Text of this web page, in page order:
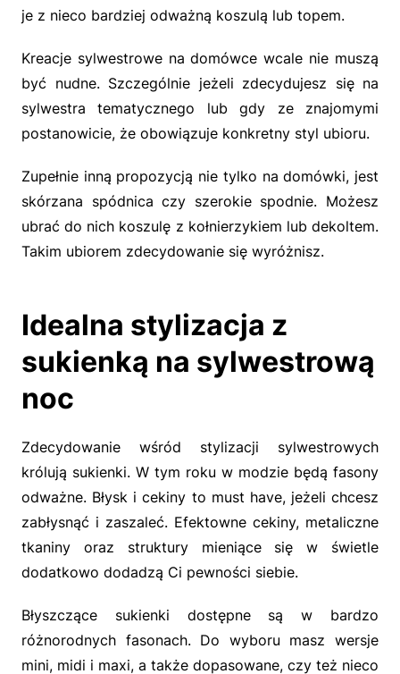
je z nieco bardziej odważną koszulą lub topem.
Kreacje sylwestrowe na domówce wcale nie muszą
być nudne. Szczególnie jeżeli zdecydujesz się na
sylwestra tematycznego lub gdy ze znajomymi
postanowicie, że obowiązuje konkretny styl ubioru.
Zupełnie inną propozycją nie tylko na domówki, jest
skórzana spódnica czy szerokie spodnie. Możesz
ubrać do nich koszulę z kołnierzykiem lub dekoltem.
Takim ubiorem zdecydowanie się wyróżnisz.
Idealna stylizacja z
sukienką na sylwestrową
noc
Zdecydowanie wśród stylizacji sylwestrowych
królują sukienki. W tym roku w modzie będą fasony
odważne. Błysk i cekiny to must have, jeżeli chcesz
zabłysnąć i zaszaleć. Efektowne cekiny, metaliczne
tkaniny oraz struktury mieniące się w świetle
dodatkowo dodadzą Ci pewności siebie.
Błyszczące sukienki dostępne są w bardzo
różnorodnych fasonach. Do wyboru masz wersje
mini, midi i maxi, a także dopasowane, czy też nieco